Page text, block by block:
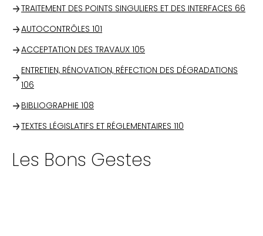
TRAITEMENT DES POINTS SINGULIERS ET DES INTERFACES 66
AUTOCONTRÔLES 101
ACCEPTATION DES TRAVAUX 105
ENTRETIEN, RÉNOVATION, RÉFECTION DES DÉGRADATIONS
106
BIBLIOGRAPHIE 108
TEXTES LÉGISLATIFS ET RÉGLEMENTAIRES 110
Les Bons Gestes